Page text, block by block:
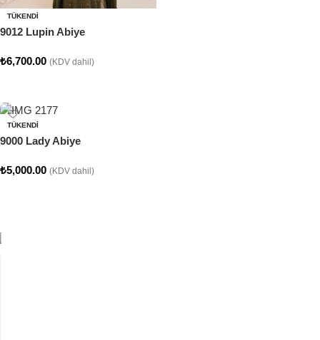
TÜKENDI
9012 Lupin Abiye
₺6,700.00 (KDV dahil)
TÜKENDI
9000 Lady Abiye
₺5,000.00 (KDV dahil)